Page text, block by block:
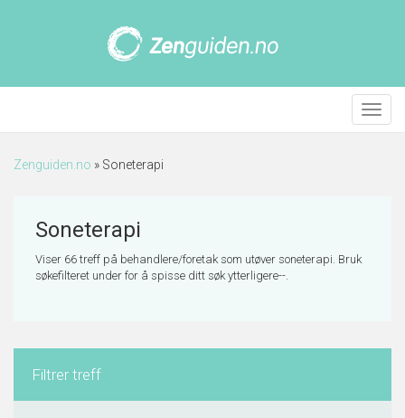
Meny
Zenguiden.no » Soneterapi
Soneterapi
Viser 66 treff på behandlere/foretak som utøver soneterapi. Bruk
søkefilteret under for å spisse ditt søk ytterligere--.
Filtrer treff